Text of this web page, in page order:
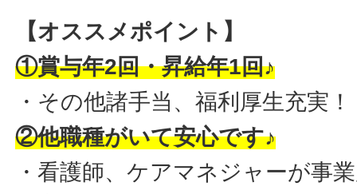
【オススメポイント】
①賞与年2回・昇給年1回♪
・その他諸手当、福利厚生充実！
②他職種がいて安心です♪
・看護師、ケアマネジャーが事